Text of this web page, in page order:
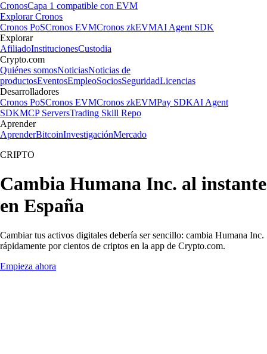
CronosCapa 1 compatible con EVM
Explorar Cronos
Cronos PoSCronos EVMCronos zkEVMAI Agent SDK
Explorar
AfiliadoInstitucionesCustodia
Crypto.com
Quiénes somosNoticiasNoticias de
productosEventosEmpleoSociosSeguridadLicencias
Desarrolladores
Cronos PoSCronos EVMCronos zkEVMPay SDKAI Agent
SDKMCP ServersTrading Skill Repo
Aprender
AprenderBitcoinInvestigaciónMercado
CRIPTO
Cambia Humana Inc. al instante
en España
Cambiar tus activos digitales debería ser sencillo: cambia Humana Inc.
rápidamente por cientos de criptos en la app de Crypto.com.
Empieza ahora